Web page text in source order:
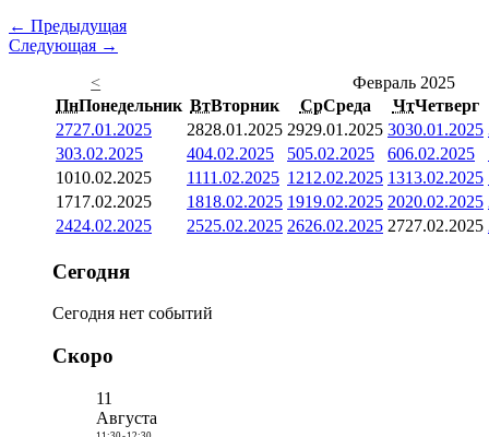
← Предыдущая
Следующая →
<
Февраль 2025
ПнПонедельник ВтВторник СрСреда ЧтЧетверг
2727.01.2025 2828.01.2025 2929.01.2025 3030.01.2025
303.02.2025 404.02.2025 505.02.2025 606.02.2025
1010.02.2025 1111.02.2025 1212.02.2025 1313.02.2025
1717.02.2025 1818.02.2025 1919.02.2025 2020.02.2025
2424.02.2025 2525.02.2025 2626.02.2025 2727.02.2025
Сегодня
Сегодня нет событий
Скоро
11
Августа